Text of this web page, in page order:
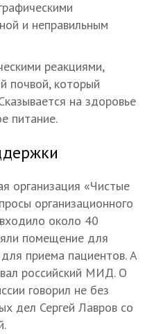
и неправильным
реакциями,
почвой, который
на здоровье
питание.
организация «Чистые
организационного
около 40
помещение для
приема пациентов. А
российский МИД. О
говорил не без
дел Сергей Лавров со